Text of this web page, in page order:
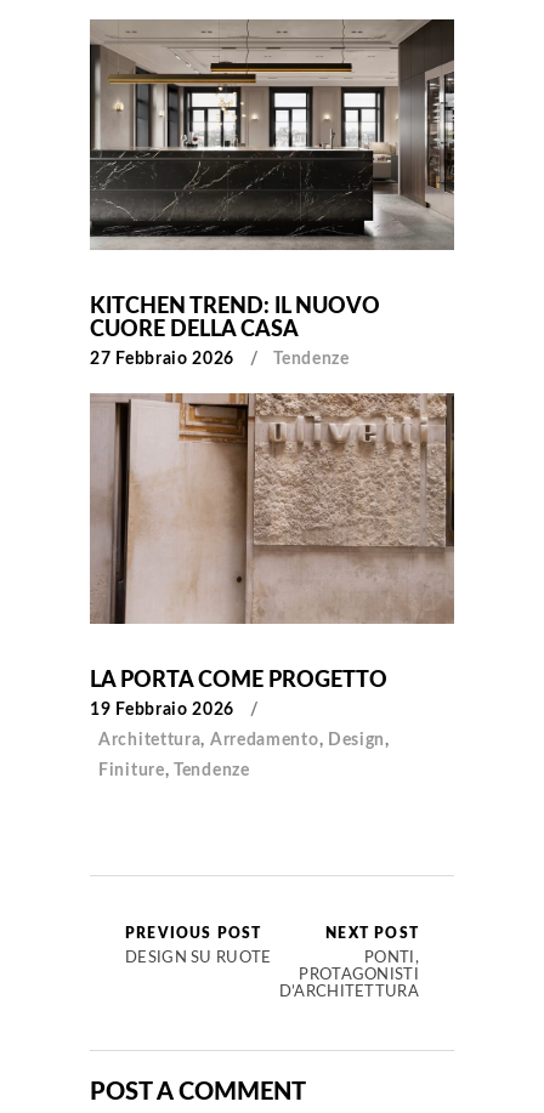
KITCHEN TREND: IL NUOVO
CUORE DELLA CASA
27 Febbraio 2026 Tendenze
LA PORTA COME PROGETTO
19 Febbraio 2026
Architettura, Arredamento, Design,
Finiture,Tendenze
PREVIOUS POST
DESIGN SU RUOTE
NEXT POST
PONTI,
PROTAGONISTI
D’ARCHITETTURA
POST A COMMENT